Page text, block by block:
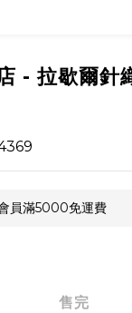
- 拉歇爾針
員滿5000免運費
售完